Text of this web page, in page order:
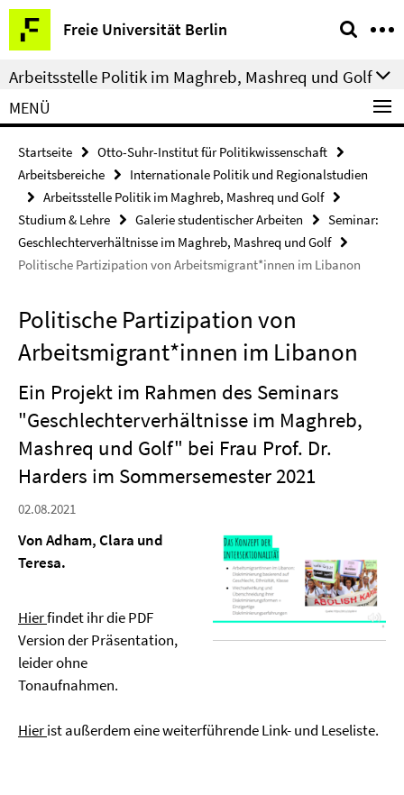
Springe
direkt
zu
Inhalt
Freie Universität Berlin
Service-
Navigation
Arbeitsstelle Politik im Maghreb, Mashreq und Golf
MENÜ
Startseite
Otto-Suhr-Institut für Politikwissenschaft
Arbeitsbereiche
Internationale Politik und Regionalstudien
Arbeitsstelle Politik im Maghreb, Mashreq und Golf
Studium & Lehre
Galerie studentischer Arbeiten
Seminar:
Geschlechterverhältnisse im Maghreb, Mashreq und Golf
Politische Partizipation von Arbeitsmigrant*innen im Libanon
Politische Partizipation von
Arbeitsmigrant*innen im Libanon
Ein Projekt im Rahmen des Seminars
"Geschlechterverhältnisse im Maghreb,
Mashreq und Golf" bei Frau Prof. Dr.
Harders im Sommersemester 2021
02.08.2021
Von Adham, Clara und
Teresa.
Hierfindet ihr die PDF
Version der Präsentation,
leider ohne
Tonaufnahmen.
Hierist außerdem eine weiterführende Link- und Leseliste.